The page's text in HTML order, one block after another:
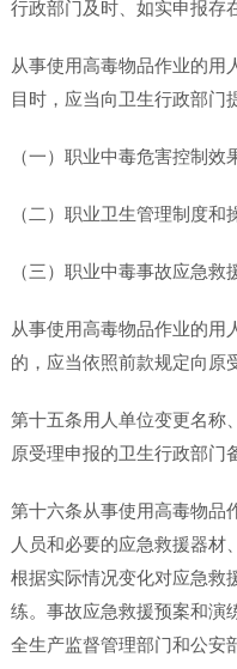
行政部门及时、如实申报存
从事使用高毒物品作业的用
目时，应当向卫生行政部门
（一）职业中毒危害控制效
（二）职业卫生管理制度和
（三）职业中毒事故应急救
从事使用高毒物品作业的用
的，应当依照前款规定向原
第十五条用人单位变更名称
原受理申报的卫生行政部门
第十六条从事使用高毒物品
人员和必要的应急救援器材
根据实际情况变化对应急救
练。事故应急救援预案和演
全生产监督管理部门和公安